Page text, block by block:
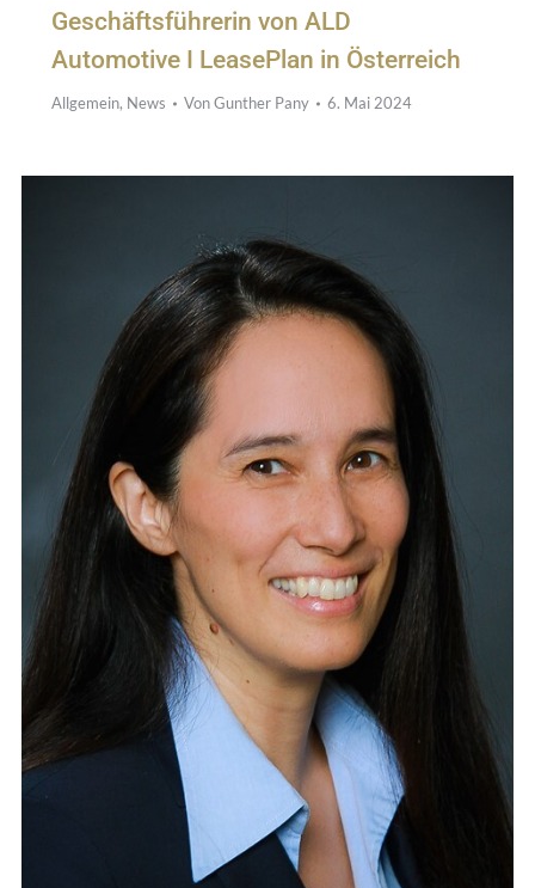
Geschäftsführerin von ALD
Automotive I LeasePlan in Österreich
Allgemein, News VonGunther Pany 6. Mai 2024